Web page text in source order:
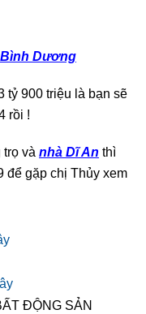
Dương
tỷ 900 triệu là bạn sẽ
rồi !
trọ và nhà Dĩ An thì
để gặp chị Thủy xem
ĐỘNG SẢN